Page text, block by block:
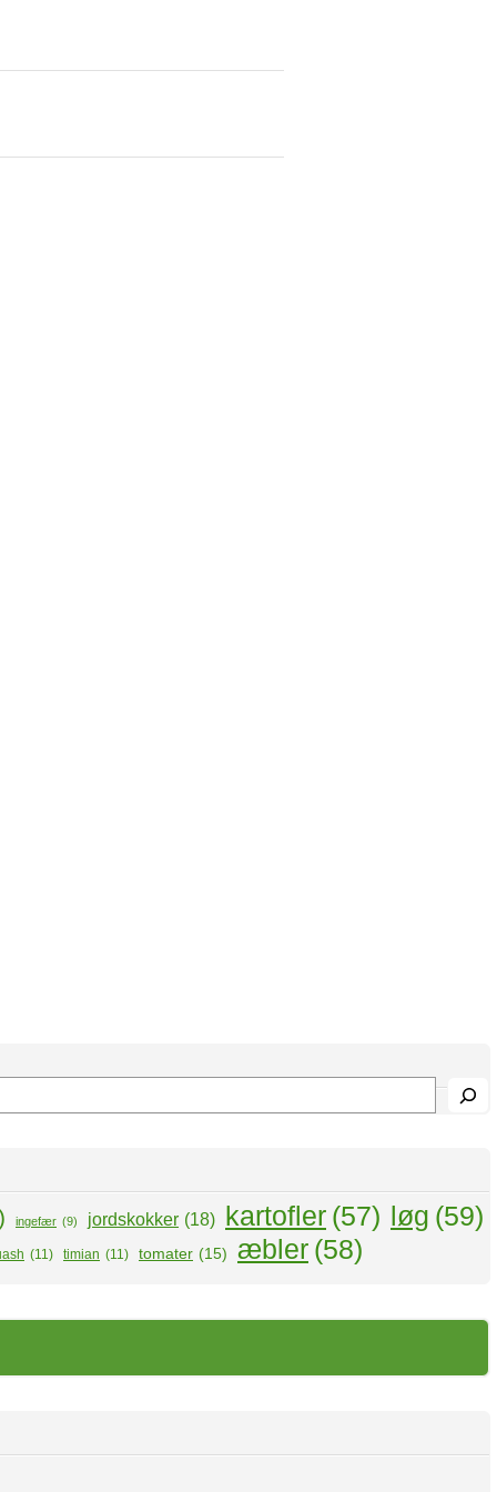
ingefær (9) jordskokker (18) kartofler (57) løg (59)
(11) timian (11) tomater (15) æbler (58)